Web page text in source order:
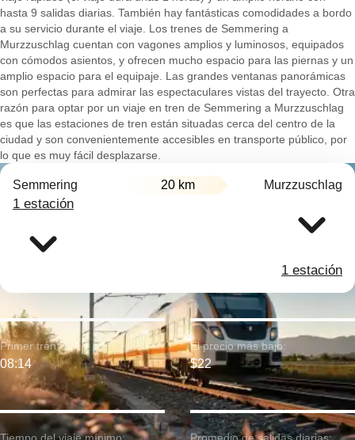
hasta 9 salidas diarias. También hay fantásticas comodidades a bordo
a su servicio durante el viaje. Los trenes de Semmering a
Murzzuschlag cuentan con vagones amplios y luminosos, equipados
con cómodos asientos, y ofrecen mucho espacio para las piernas y un
amplio espacio para el equipaje. Las grandes ventanas panorámicas
son perfectas para admirar las espectaculares vistas del trayecto. Otra
razón para optar por un viaje en tren de Semmering a Murzzuschlag
es que las estaciones de tren están situadas cerca del centro de la
ciudad y son convenientemente accesibles en transporte público, por
lo que es muy fácil desplazarse.
Semmering 20 km Murzzuschlag
1 estación
1 estación
Primer tren:
08:14
El precio más bajo:
$22